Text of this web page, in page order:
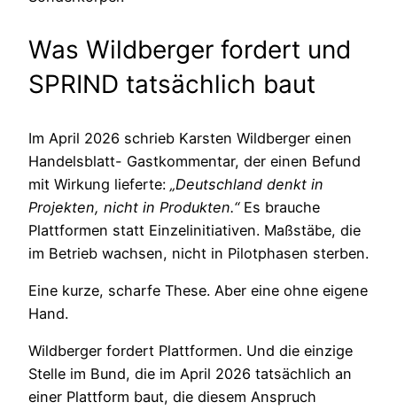
Was Wildberger fordert und
SPRIND tatsächlich baut
Im April 2026 schrieb Karsten Wildberger einen
Handelsblatt- Gastkommentar, der einen Befund
mit Wirkung lieferte: „Deutschland denkt in
Projekten, nicht in Produkten.“Es brauche
Plattformen statt Einzelinitiativen. Maßstäbe, die
im Betrieb wachsen, nicht in Pilotphasen sterben.
Eine kurze, scharfe These. Aber eine ohne eigene
Hand.
Wildberger fordert Plattformen. Und die einzige
Stelle im Bund, die im April 2026 tatsächlich an
einer Plattform baut, die diesem Anspruch